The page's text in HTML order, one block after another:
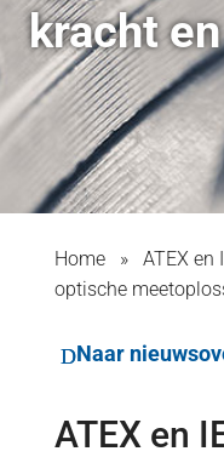
kracht
Home» ATEX en
optische
Naar
ATEX en